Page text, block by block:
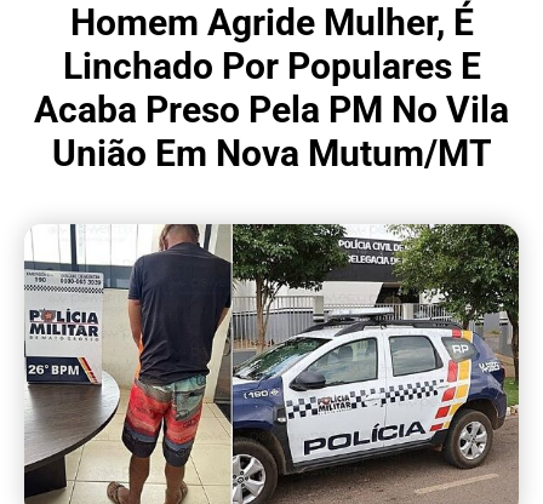
Homem Agride Mulher, É
Linchado Por Populares E
Acaba Preso Pela PM No Vila
União Em Nova Mutum/MT